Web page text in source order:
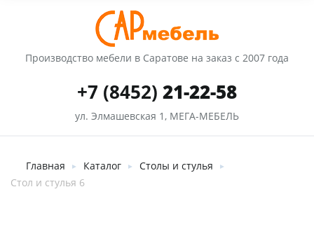
Производство мебели в Саратове на заказ с 2007 года
+7 (8452) 21-22-58
ул. Элмашевская 1, МЕГА-МЕБЕЛЬ
Главная ► Каталог ► Столы и стулья ►
Стол и стулья 6